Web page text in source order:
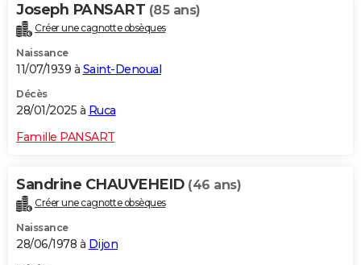
Joseph PANSART (85 ans)
Créer une cagnotte obsèques
Naissance
11/07/1939 à Saint-Denoual
Décès
28/01/2025 à Ruca
Famille PANSART
Sandrine CHAUVEHEID (46 ans)
Créer une cagnotte obsèques
Naissance
28/06/1978 à Dijon